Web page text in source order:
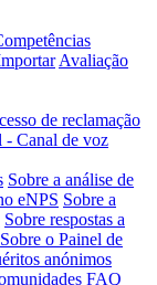
Avaliação
de reclamação
- Canal de voz
Sobre a análise de
eNPS Sobre a
Sobre respostas a
Sobre o Painel de
anónimos
FAQ